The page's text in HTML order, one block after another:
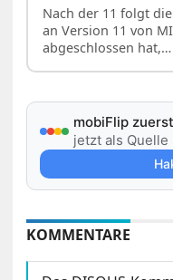
Nach der 11 folgt
an Version 11 von
abgeschlossen hat,…
mobiFlip
jetzt als Quelle
KOMMENTARE